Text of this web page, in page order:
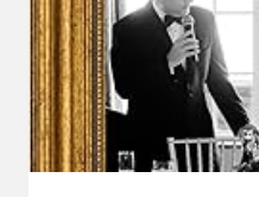
BRAUN
GOLD
–
ANTIKER